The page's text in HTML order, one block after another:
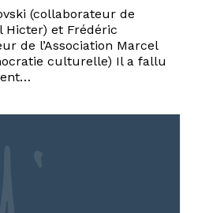
(collaborateur de
Hicter) et Frédéric
de l’Association Marcel
culturelle) Il a fallu